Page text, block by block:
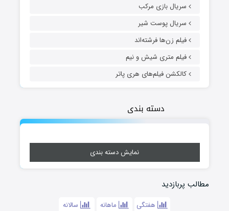
سریال بازی مرکب
سریال پوست شیر
فیلم زن‌ها فرشته‌اند
فیلم متری شیش و نیم
کالکشن فیلم‌های هری پاتر
دسته بندی
نمایش دسته بندی
مطالب پربازدید
هفتگی ماهانه سالانه